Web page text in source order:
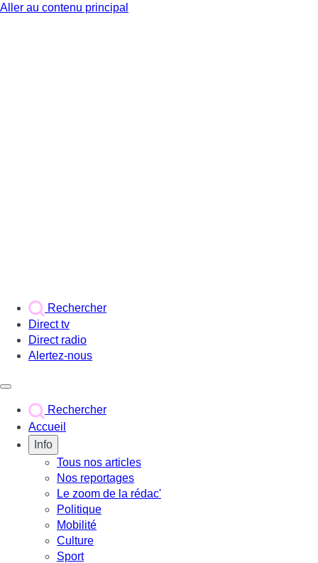
Aller au contenu principal
Rechercher
Direct tv
Direct radio
Alertez-nous
Rechercher
Accueil
Info
Tous nos articles
Nos reportages
Le zoom de la rédac'
Politique
Mobilité
Culture
Sport